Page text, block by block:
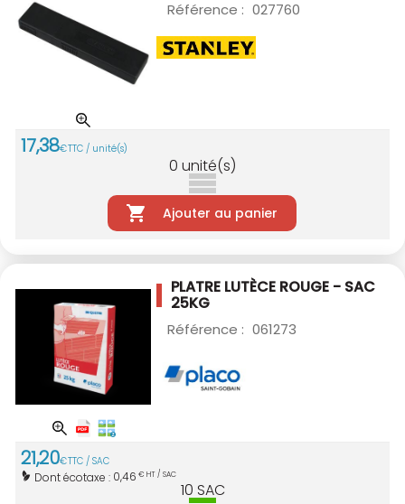
Référence : 027760
17,38€TTC / unité(s)
0 unité(s)
Ajouter au panier
PLATRE LUTÈCE ROUGE - SAC
25KG
Référence : 061273
21,20€TTC / SAC
Dont écotaxe : 0,46 € HT / SAC
10 SAC